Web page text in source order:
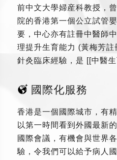
前中文大學婦産科教授，
院的香港第一個公立試管
要，中心亦有註冊中醫師
理提升生育能力 (黃梅芳
針灸臨床經驗，是 [[中醫生
國際化服務
香港是一個國際城市，有
以第一時間看到外國最新
國際會議，有機會與世界
驗，令我們可以給予病人